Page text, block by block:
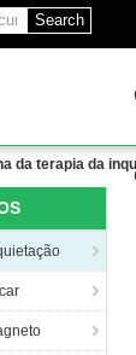
Search
da terapia da